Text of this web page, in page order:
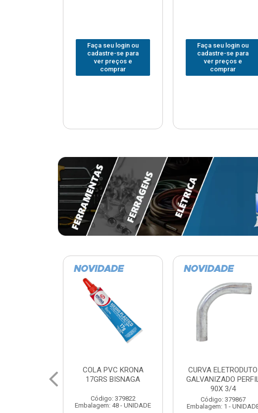
Faça seu login ou
cadastre-se para
ver preços e
comprar
Faça seu login ou
cadastre-se para
ver preços e
comprar
CURVA ELETRODUTO
GALVANIZADO PERFIL
Código: 379867
Embalagem: 1 - UNIDADE
SOQUETE COM
FOTOCELULA EXATRON
COM SENSOR
SPT0E27XC
Código: 379788